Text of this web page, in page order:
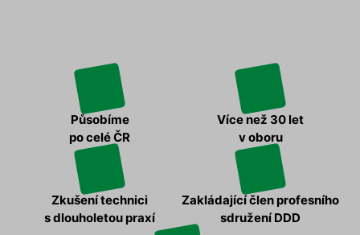
Působíme
po celé ČR
Více než 30 let
v oboru
Zkušení technici
s dlouholetou praxí
Zakládající člen profesního
sdružení DDD